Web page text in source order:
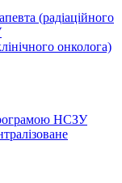
(радіаційного
онколога)
НСЗУ